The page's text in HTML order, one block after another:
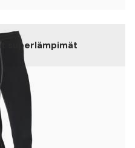
superlämpimät